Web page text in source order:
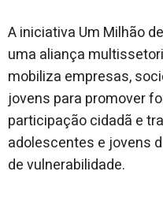
A iniciativa Um Milhão
uma aliança
mobiliza empresas,
jovens para promover
participação cidadã e
adolescentes e jovens
de vulnerabilidade.